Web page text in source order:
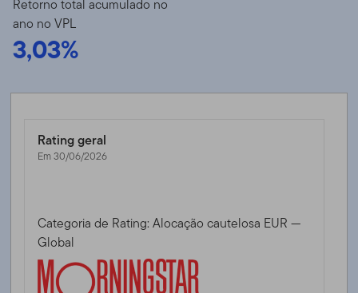
Retorno total acumulado no
ano no VPL
3,03%
Rating geral
Em 30/06/2026
Categoria de Rating: Alocação cautelosa EUR —
Global